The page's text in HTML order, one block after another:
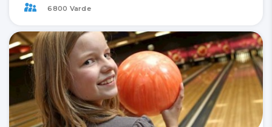
6800 Varde